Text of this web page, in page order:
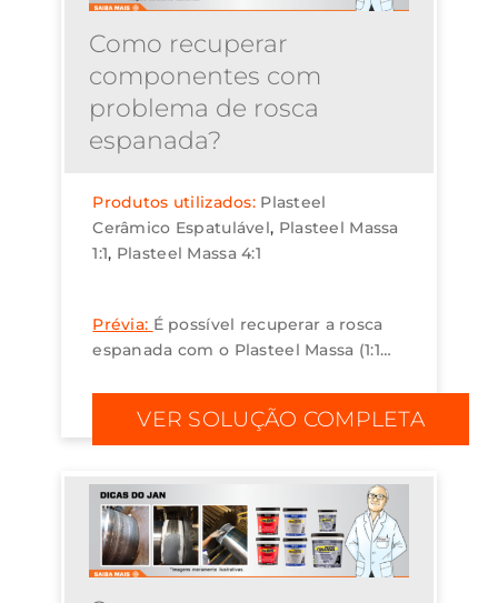
Como recuperar
componentes com
problema de rosca
espanada?
Produtos utilizados: Plasteel
Cerâmico Espatulável Plasteel Massa
1:1 Plasteel Massa 4:1
Prévia: É possível recuperar a rosca
espanada com o Plasteel Massa (1:1
VER SOLUÇÃO COMPLETA